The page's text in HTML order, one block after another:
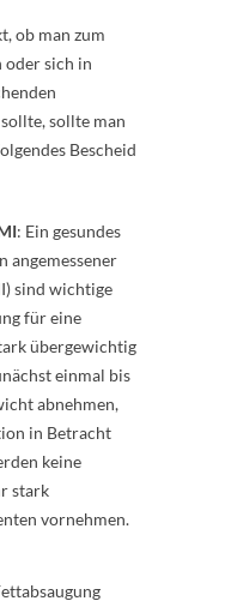
ob man zum
oder sich in
sollte man
Bescheid
: Ein gesundes
angemessener
sind wichtige
für eine
übergewichtig
einmal bis
abnehmen,
in Betracht
keine
stark
vornehmen.